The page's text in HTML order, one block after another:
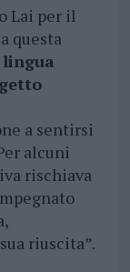
Lai per il
questa
a sentirsi
alcuni
rischiava
riuscita”.